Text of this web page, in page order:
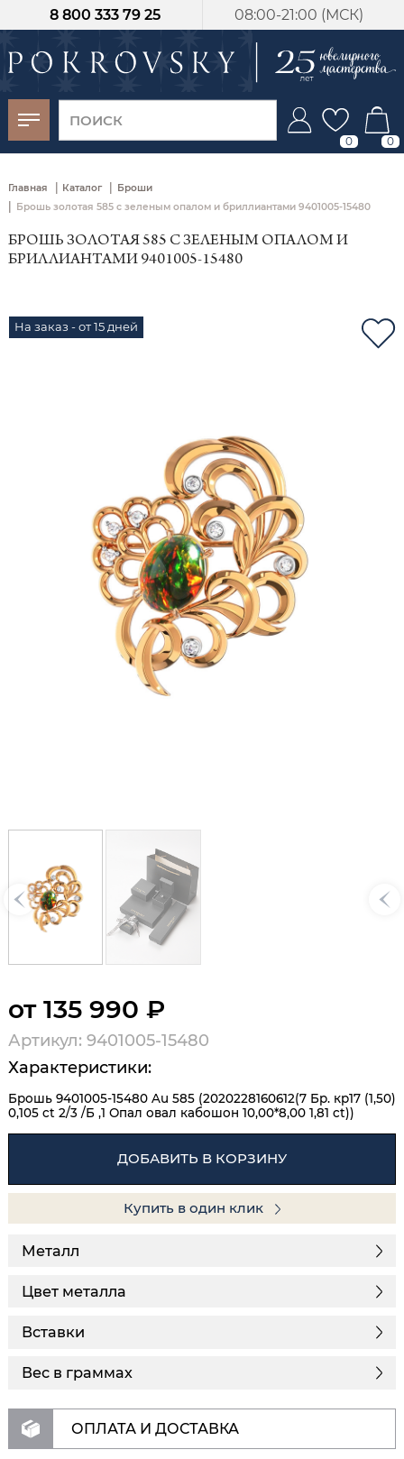
08:00-21:00 (МСК)
8 800 333 79 25
0 0
Главная | Каталог | Броши
| Брошь золотая 585 с зеленым опалом и бриллиантами 9401005-15480
БРОШЬ ЗОЛОТАЯ 585 С ЗЕЛЕНЫМ ОПАЛОМ И
БРИЛЛИАНТАМИ 9401005-15480
На заказ - от 15 дней
от 135 990 ₽
Артикул: 9401005-15480
Характеристики:
Брошь 9401005-15480 Au 585 (2020228160612(7 Бр. кр17 (1,50)
0,105 ct 2/3 /Б ,1 Опал овал кабошон 10,00*8,00 1,81 ct))
ДОБАВИТЬ В КОРЗИНУ
Купить в один клик
Металл
Цвет металла
Вставки
Вес в граммах
ОПЛАТА И ДОСТАВКА
-30%
от 15 дней с
момента оплаты